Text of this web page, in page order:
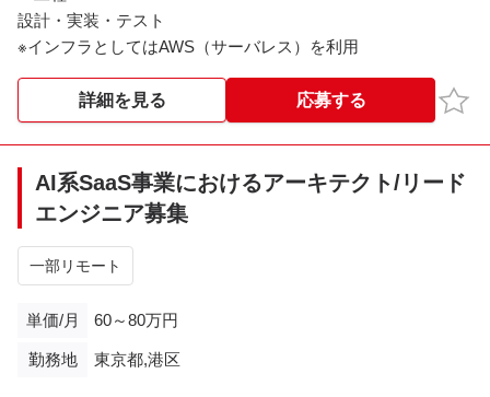
設計・実装・テスト
※インフラとしてはAWS（サーバレス）を利用
詳細を見る 応募する お気
AI系SaaS事業におけるアーキテクト/リード
エンジニア募集
一部リモート
単価/月 60～80万円
勤務地 東京都,港区